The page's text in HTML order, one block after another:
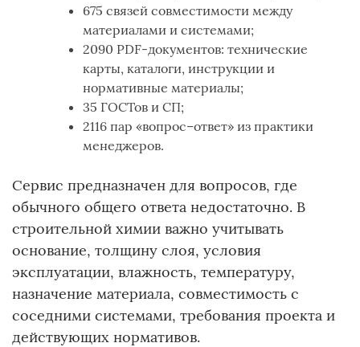
675 связей совместимости между
материалами и системами;
2090 PDF-документов: технические
карты, каталоги, инструкции и
нормативные материалы;
35 ГОСТов и СП;
2116 пар «вопрос–ответ» из практики
менеджеров.
Сервис предназначен для вопросов, где
обычного общего ответа недостаточно. В
строительной химии важно учитывать
основание, толщину слоя, условия
эксплуатации, влажность, температуру,
назначение материала, совместимость с
соседними системами, требования проекта и
действующих нормативов.